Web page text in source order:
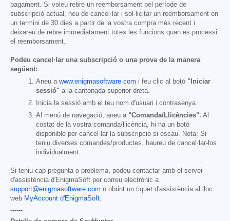
pagament. Si voleu rebre un reemborsament pel període de
subscripció actual, heu de cancel·lar i sol·licitar un reemborsament en
un termini de 30 dies a partir de la vostra compra més recent i
deixareu de rebre immediatament totes les funcions quan es processi
el reemborsament.
Podeu cancel·lar una subscripció o una prova de la manera
següent:
Aneu a www.enigmasoftware.com i feu clic al botó "Iniciar
sessió" a la cantonada superior dreta.
Inicia la sessió amb el teu nom d'usuari i contrasenya.
Al menú de navegació, aneu a "Comanda/Llicències". Al
costat de la vostra comanda/llicència, hi ha un botó
disponible per cancel·lar la subscripció si escau. Nota: Si
teniu diverses comandes/productes, haureu de cancel·lar-los
individualment.
Si teniu cap pregunta o problema, podeu contactar amb el servei
d'assistència d'EnigmaSoft per correu electrònic a
support@enigmasoftware.com o obrint un tiquet d'assistència al lloc
web MyAccount d'EnigmaSoft.
------